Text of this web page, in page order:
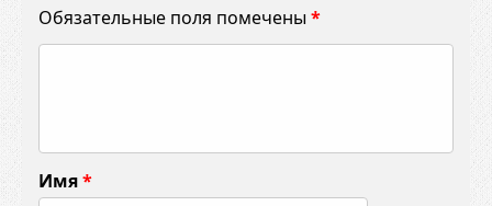
Обязательные поля помечены *
м
е
Имя*